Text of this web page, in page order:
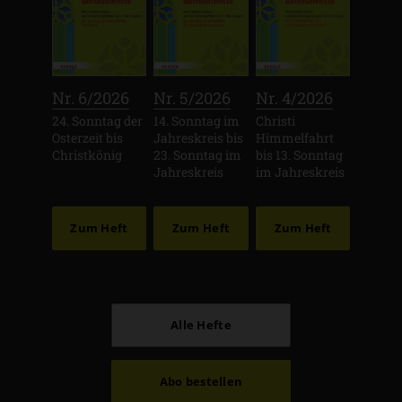
Nr. 6/2026
24. Sonntag der
Osterzeit bis
Christkönig
Zum Heft
Nr. 5/2026
14. Sonntag im
Jahreskreis bis
23. Sonntag im
Jahreskreis
Zum Heft
Nr. 4/2026
Christi
Himmelfahrt
bis 13. Sonntag
im Jahreskreis
Zum Heft
Alle Hefte
Abo bestellen